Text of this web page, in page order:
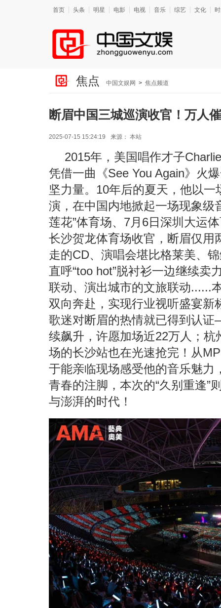
首页 头条 明星 电影 电视 音乐 综艺 文化
焦点 中国文娱网 > 焦点频道
断眉中国三城巡演收官！万人
2025-07-15 15:24:19 来源： 本站
2015年，美国唱作才子
凭借一曲《See You Again》火
坚力量。10年后的夏天，他以
演，在中国内地掀起一场现象级
莲花”体育场、7月6日深圳大运
长沙贺龙体育场收官，断眉仅用
走的CD、演唱会堪比格莱美、
直呼“too hot”脱衬衫一边继续卖
联动、演出城市的文旅联动......
双向奔赴，实现行业视听盛宴新
歌迷对断眉的热情就已得到认
续飙升，许愿加场近22万人；
场的长沙站也在光速抢完！从
于能亲临现场感受他的音乐魅力
青春的注脚，本次的“久别重逢”
与澎湃的时代！